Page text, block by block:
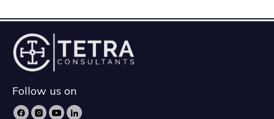
Follow us on